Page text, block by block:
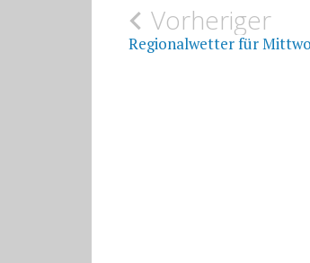
Vorheriger
Regionalwetter für